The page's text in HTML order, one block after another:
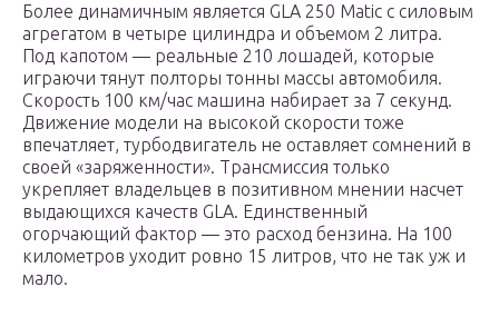
Более динамичным является GLA 250 Matic с силовым
агрегатом в четыре цилиндра и объемом 2 литра.
Под капотом — реальные 210 лошадей, которые
играючи тянут полторы тонны массы автомобиля.
Скорость 100 км/час машина набирает за 7 секунд.
Движение модели на высокой скорости тоже
впечатляет, турбодвигатель не оставляет сомнений в
своей «заряженности». Трансмиссия только
укрепляет владельцев в позитивном мнении насчет
выдающихся качеств GLA. Единственный
огорчающий фактор — это расход бензина. На 100
километров уходит ровно 15 литров, что не так уж и
мало.